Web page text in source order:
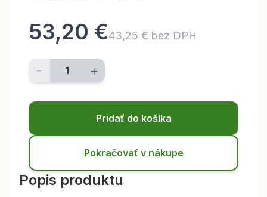
53,20 €43,25 € bez DPH
- +
Pridať do košíka
Pokračovať v nákupe
Popis produktu